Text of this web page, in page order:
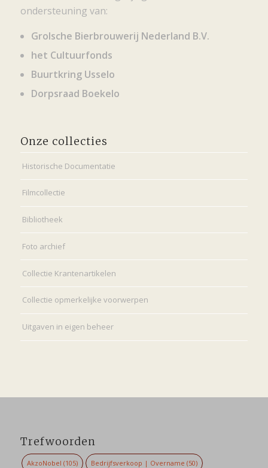
ondersteuning van:
Grolsche Bierbrouwerij Nederland B.V.
het Cultuurfonds
Buurtkring Usselo
Dorpsraad Boekelo
Onze collecties
Historische Documentatie
Filmcollectie
Bibliotheek
Foto archief
Collectie Krantenartikelen
Collectie opmerkelijke voorwerpen
Uitgaven in eigen beheer
Trefwoorden
AkzoNobel (105) Bedrijfsverkoop | Overname (50)